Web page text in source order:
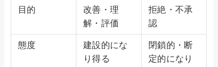
目的
改善・理
解・評価
拒絶・不承
認
態度
建設的にな
り得る
閉鎖的・断
定的になり